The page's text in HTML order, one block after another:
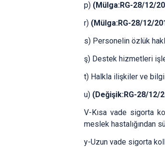
p) (Mülga:RG-28/12/
r) (Mülga:RG-28/12/
s) Personelin özlük
ş) Destek hizmetleri
t) Halkla ilişkiler ve
u) (Değişik:RG-28/12/
V-Kısa vade sigorta
meslek hastalığından
y-Uzun vade sigorta